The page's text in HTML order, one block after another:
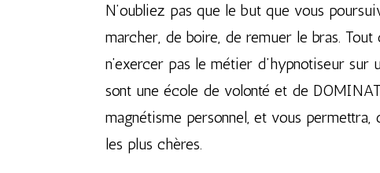
N’oubliez pas que le but que vous
marcher, de boire, de remuer le bras.
n’exercer pas le métier d’hypnotiseur
sont une école de volonté et de
magnétisme personnel, et vous permettra,
les plus chères.